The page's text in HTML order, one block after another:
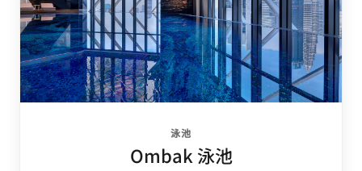
泳池
Ombak 泳池